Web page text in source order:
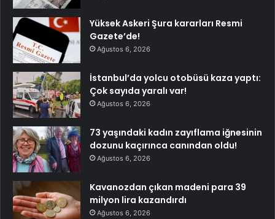
Yüksek Askeri Şura kararları Resmi
Gazete’de!
Ağustos 6, 2026
İstanbul’da yolcu otobüsü kaza yaptı:
Çok sayıda yaralı var!
Ağustos 6, 2026
73 yaşındaki kadın zayıflama iğnesinin
dozunu kaçırınca canından oldu!
Ağustos 6, 2026
Kavanozdan çıkan madeni para 39
milyon lira kazandırdı
Ağustos 6, 2026